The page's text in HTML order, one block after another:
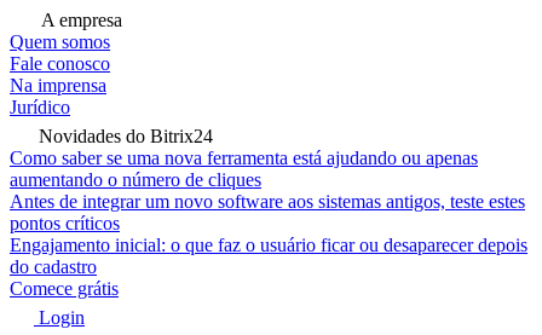
A empresa
Quem somos
Fale conosco
Na imprensa
Jurídico
Novidades do Bitrix24
Como saber se uma nova ferramenta está ajudando ou apenas
aumentando o número de cliques
Antes de integrar um novo software aos sistemas antigos, teste estes
pontos críticos
Engajamento inicial: o que faz o usuário ficar ou desaparecer depois
do cadastro
Comece grátis
Login